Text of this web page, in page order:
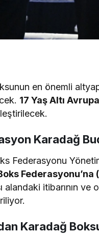
en önemli
17 Yaş Altı
Karadağ
Federasyonu
Federasyonu’na
alandaki itibarının
Karadağ